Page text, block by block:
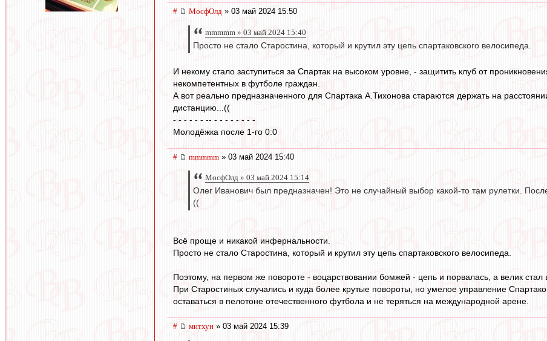
# МосфОлд » 03 май 2024 15:50
mmmmm » 03 май 2024 15:40
Просто не стало Старостина, который и крутил эту цепь спартаковского велосипеда.
И некому стало заступиться за Спартак на высоком уровне, - защитить клуб от
некомпетентных в футболе граждан.
А вот реально предназначенного для Спартака А.Тихонова стараются держать на
дистанцию...((
- - - - - - -- - - - - - - - -
Молодёжка после 1-го 0:0
# mmmmm » 03 май 2024 15:40
МосфОлд » 03 май 2024 15:14
Олег Иванович был предназначен! Это не случайный выбор какой-то там рулетки.
((
Всё проще и никакой инфернальности.
Просто не стало Старостина, который и крутил эту цепь спартаковского велосипеда.
Поэтому, на первом же повороте - воцарствовании бомжей - цепь и порвалась, а велик стал
При Старостиных случались и куда более крутые повороты, но умелое управление
оставаться в пелотоне отечественного футбола и не теряться на международной арене.
# митхун » 03 май 2024 15:39